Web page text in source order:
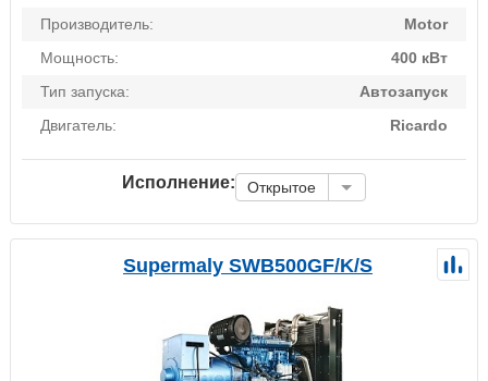
Производитель:
Motor
Мощность:
400 кВт
Тип запуска:
Автозапуск
Двигатель:
Ricardo
Исполнение: Открытое
Supermaly SWB500GF/K/S